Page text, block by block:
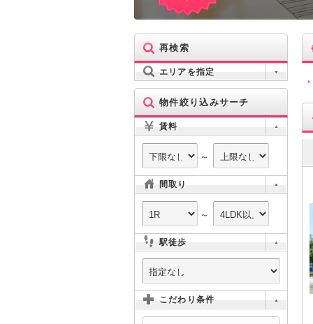
再検索
エリアを指定
物件絞り込みサーチ
賃料
～
間取り
～
駅徒歩
こだわり条件